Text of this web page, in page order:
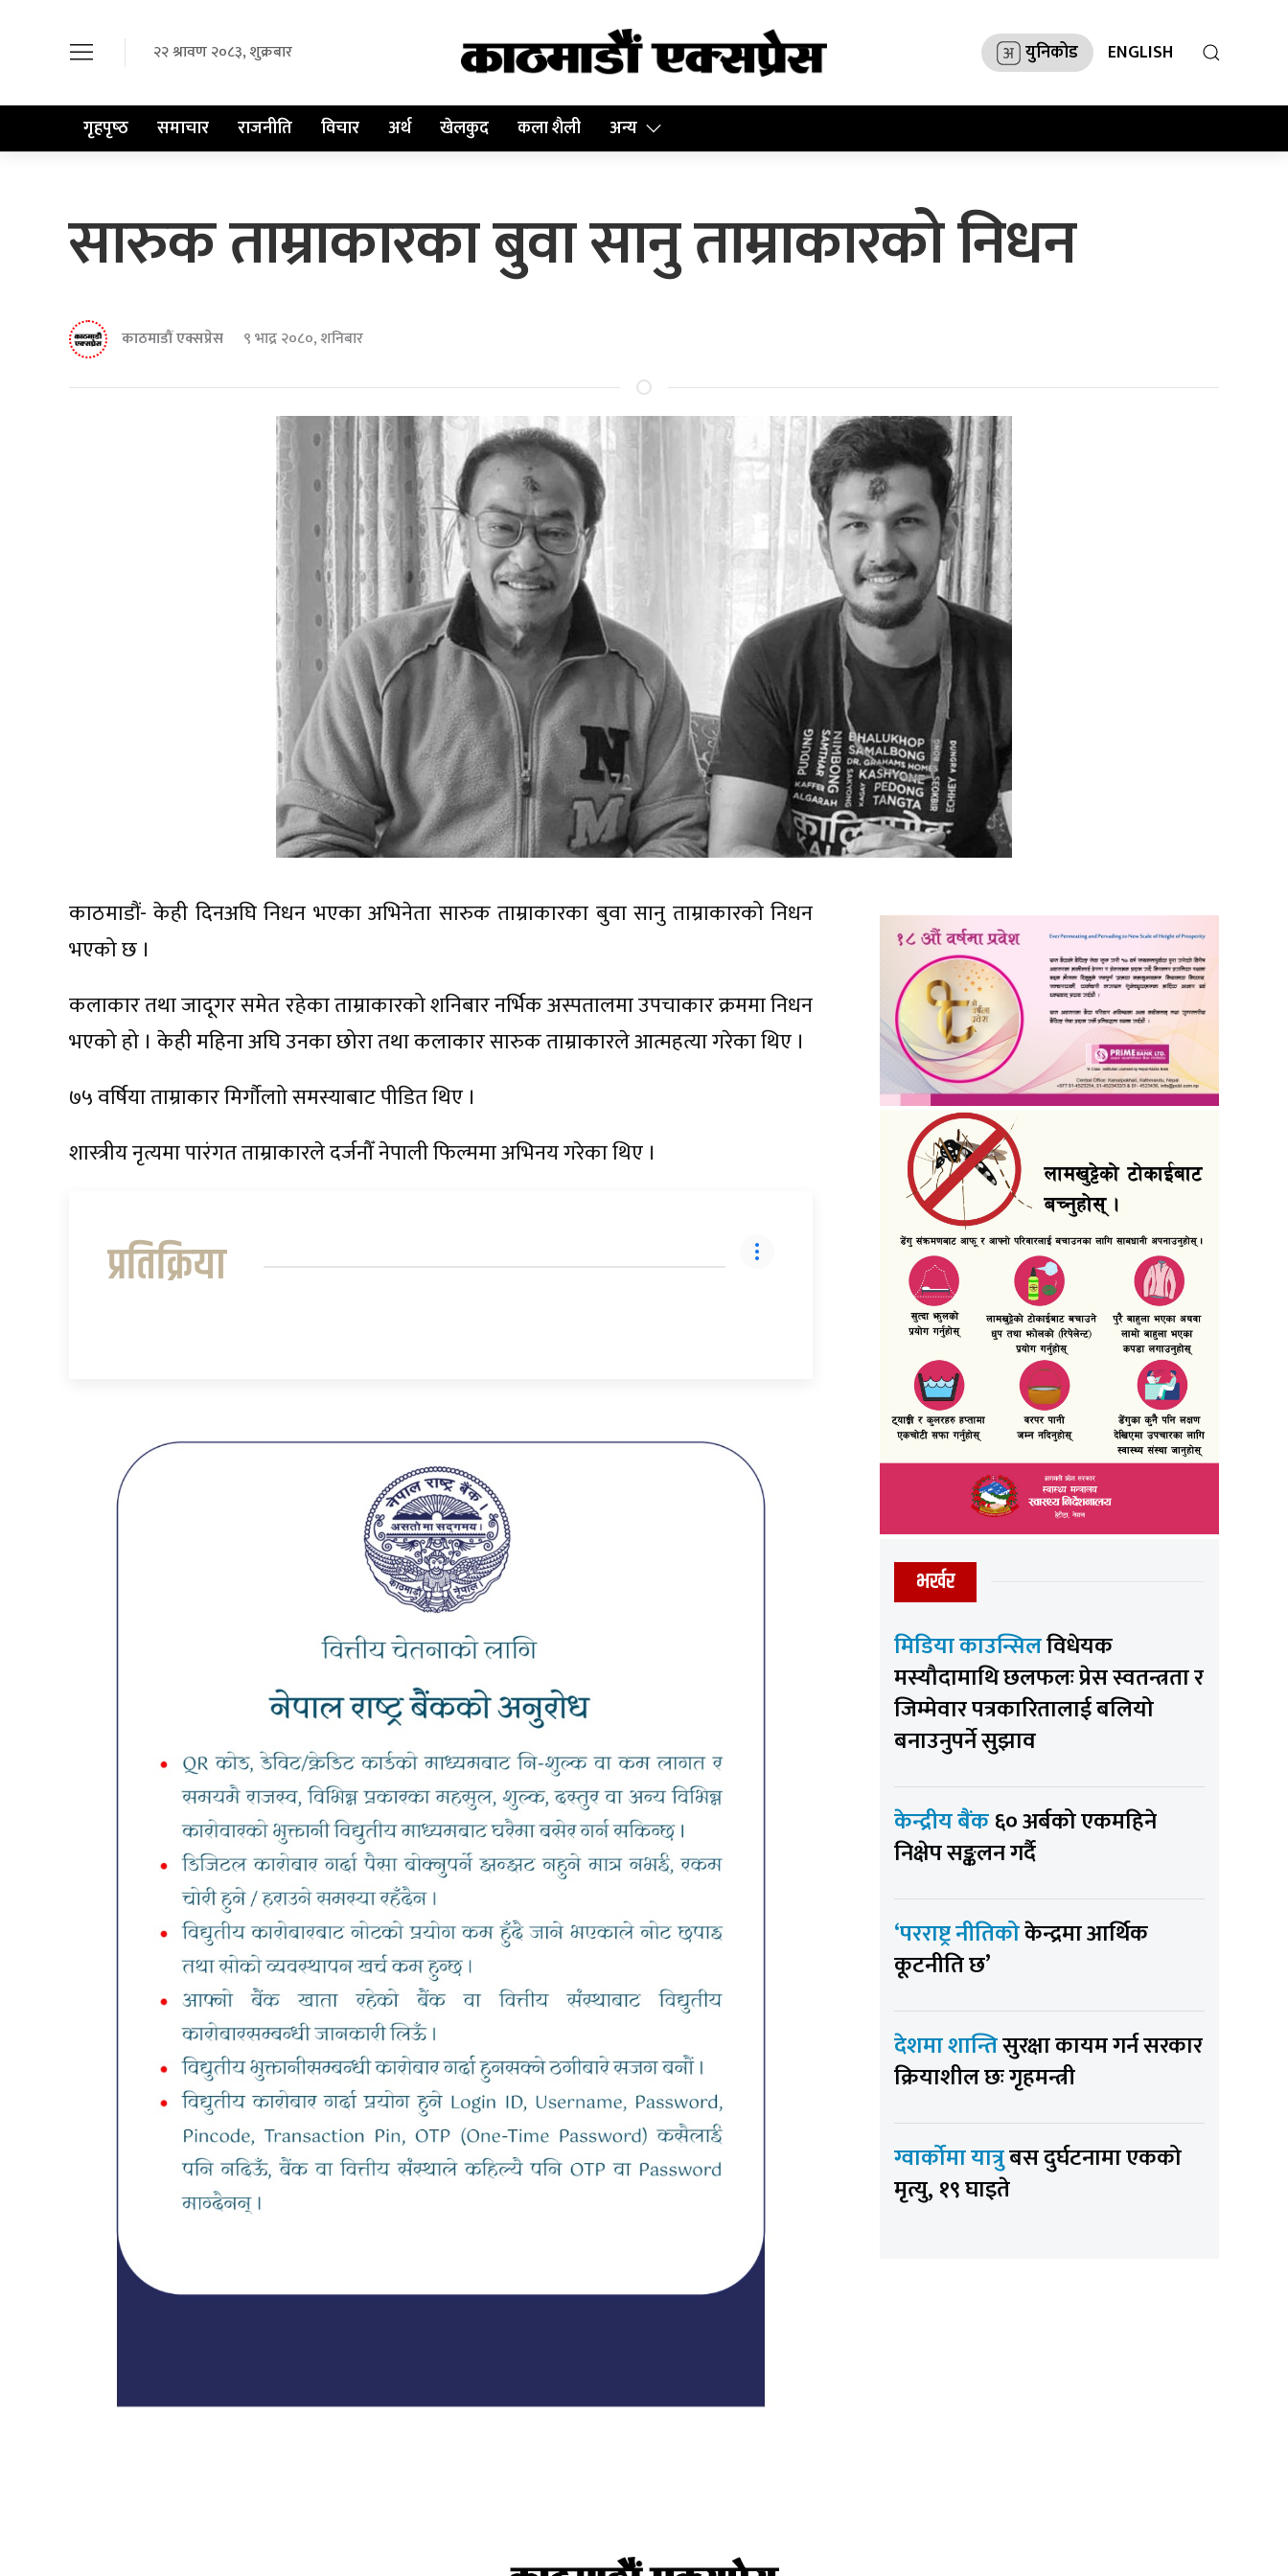
२२ श्रावण २०८३, शुक्रबार युनिकोड ENGLISH
गृहपृष्‍ठ समाचार राजनीति विचार अर्थ खेलकुद कला शैली अन्य
सारुक ताम्राकारका बुवा सानु ताम्राकारको निधन
काठमाडौं एक्सप्रेस ९ भाद्र २०८०, शनिबार
काठमाडौं- केही दिनअघि निधन भएका अभिनेता सारुक ताम्राकारका बुवा सानु ताम्राकारको निधन
भएको छ ।
कलाकार तथा जादूगर समेत रहेका ताम्राकारको शनिबार नर्भिक अस्पतालमा उपचाकार क्रममा निधन
भएको हो । केही महिना अघि उनका छोरा तथा कलाकार सारुक ताम्राकारले आत्महत्या गरेका थिए ।
७५ वर्षिया ताम्राकार मिर्गौलाो समस्याबाट पीडित थिए ।
शास्त्रीय नृत्यमा पारंगत ताम्राकारले दर्जनौँ नेपाली फिल्ममा अभिनय गरेका थिए ।
प्रतिक्रिया
भर्खर
मिडिया काउन्सिलविधेयक
मस्यौदामाथि छलफलः प्रेस स्वतन्त्रता र
जिम्मेवार पत्रकारितालाई बलियो
बनाउनुपर्ने सुझाव
केन्द्रीय बैंक६० अर्बको एकमहिने
निक्षेप सङ्कलन गर्दै
‘परराष्ट्र नीतिकोकेन्द्रमा आर्थिक
कूटनीति छ’
देशमा शान्तिसुरक्षा कायम गर्न सरकार
क्रियाशील छः गृहमन्त्री
ग्वार्कोमा यात्रुबस दुर्घटनामा एकको
मृत्यु, १९ घाइते